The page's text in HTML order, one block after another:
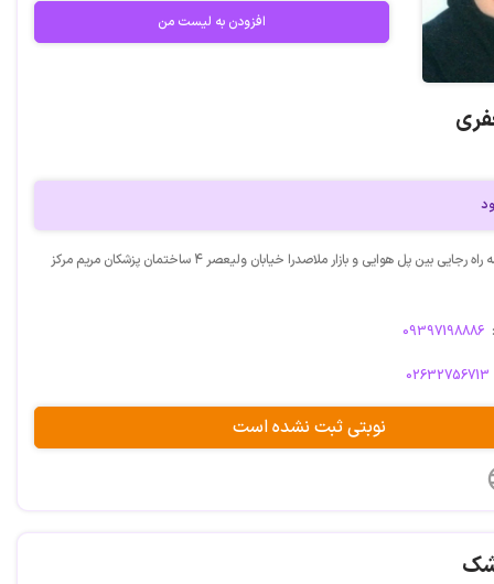
افزودن به لیست من
آدرس: کرج.سه راه رجایی بین پل هوایی و بازار ملاصدرا خیابان ولیعصر ۴ ساختمان پزشکان مریم مرکز
09397198886
02632756713
نوبتی ثبت نشده است